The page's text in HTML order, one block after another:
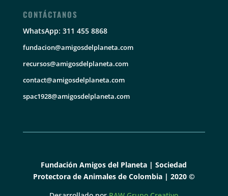
CONTÁCTANOS
WhatsApp: 311 455 8868
fundacion@amigosdelplaneta.com
recursos@amigosdelplaneta.com
contact@amigosdelplaneta.com
spac1928@amigosdelplaneta.com
Fundación Amigos del Planeta | Sociedad
Protectora de Animales de Colombia | 2020 ©